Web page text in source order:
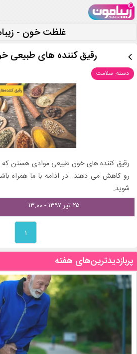
غلظت خون -
رقیق کننده های طبیعی
دسته: سلامت
رقیق کننده‌ های خون طبیعی موادی هستن که
رو کاهش می‌ دهند. در ادامه با ما همراه
شوید.
۲۵ تیر ۱۳۹۷ - ۱۳:۰۰
۱
پربازدیدترین‌های هفته